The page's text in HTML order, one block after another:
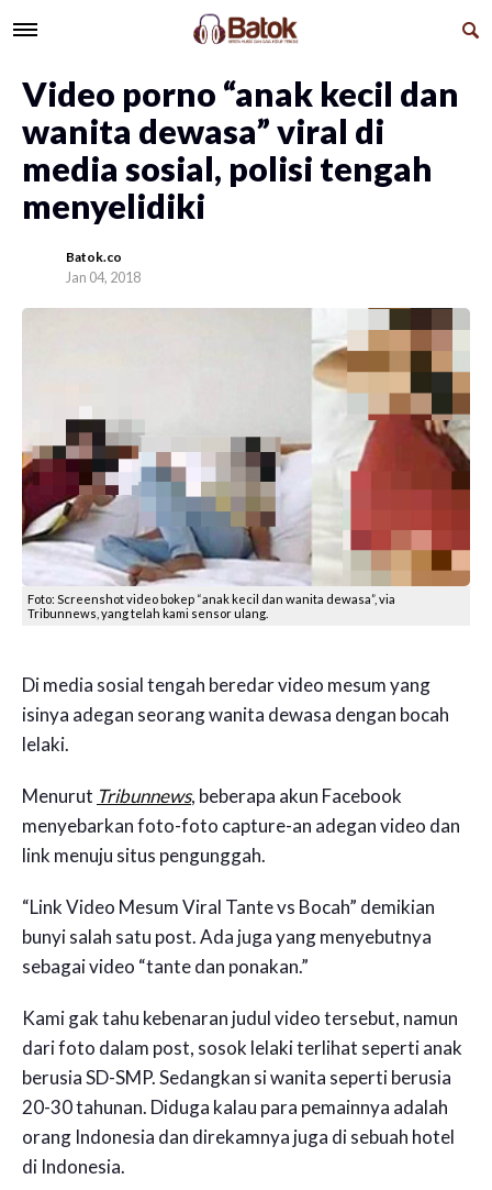
Video porno “anak kecil dan
wanita dewasa” viral di
media sosial, polisi tengah
menyelidiki
Batok.co
Jan 04, 2018
Foto: Screenshot video bokep “anak kecil dan wanita dewasa”, via
Tribunnews, yang telah kami sensor ulang.
Di media sosial tengah beredar video mesum yang
isinya adegan seorang wanita dewasa dengan bocah
lelaki.
Menurut Tribunnews, beberapa akun Facebook
menyebarkan foto-foto capture-an adegan video dan
link menuju situs pengunggah.
“Link Video Mesum Viral Tante vs Bocah” demikian
bunyi salah satu post. Ada juga yang menyebutnya
sebagai video “tante dan ponakan.”
Kami gak tahu kebenaran judul video tersebut, namun
dari foto dalam post, sosok lelaki terlihat seperti anak
berusia SD-SMP. Sedangkan si wanita seperti berusia
20-30 tahunan. Diduga kalau para pemainnya adalah
orang Indonesia dan direkamnya juga di sebuah hotel
di Indonesia.